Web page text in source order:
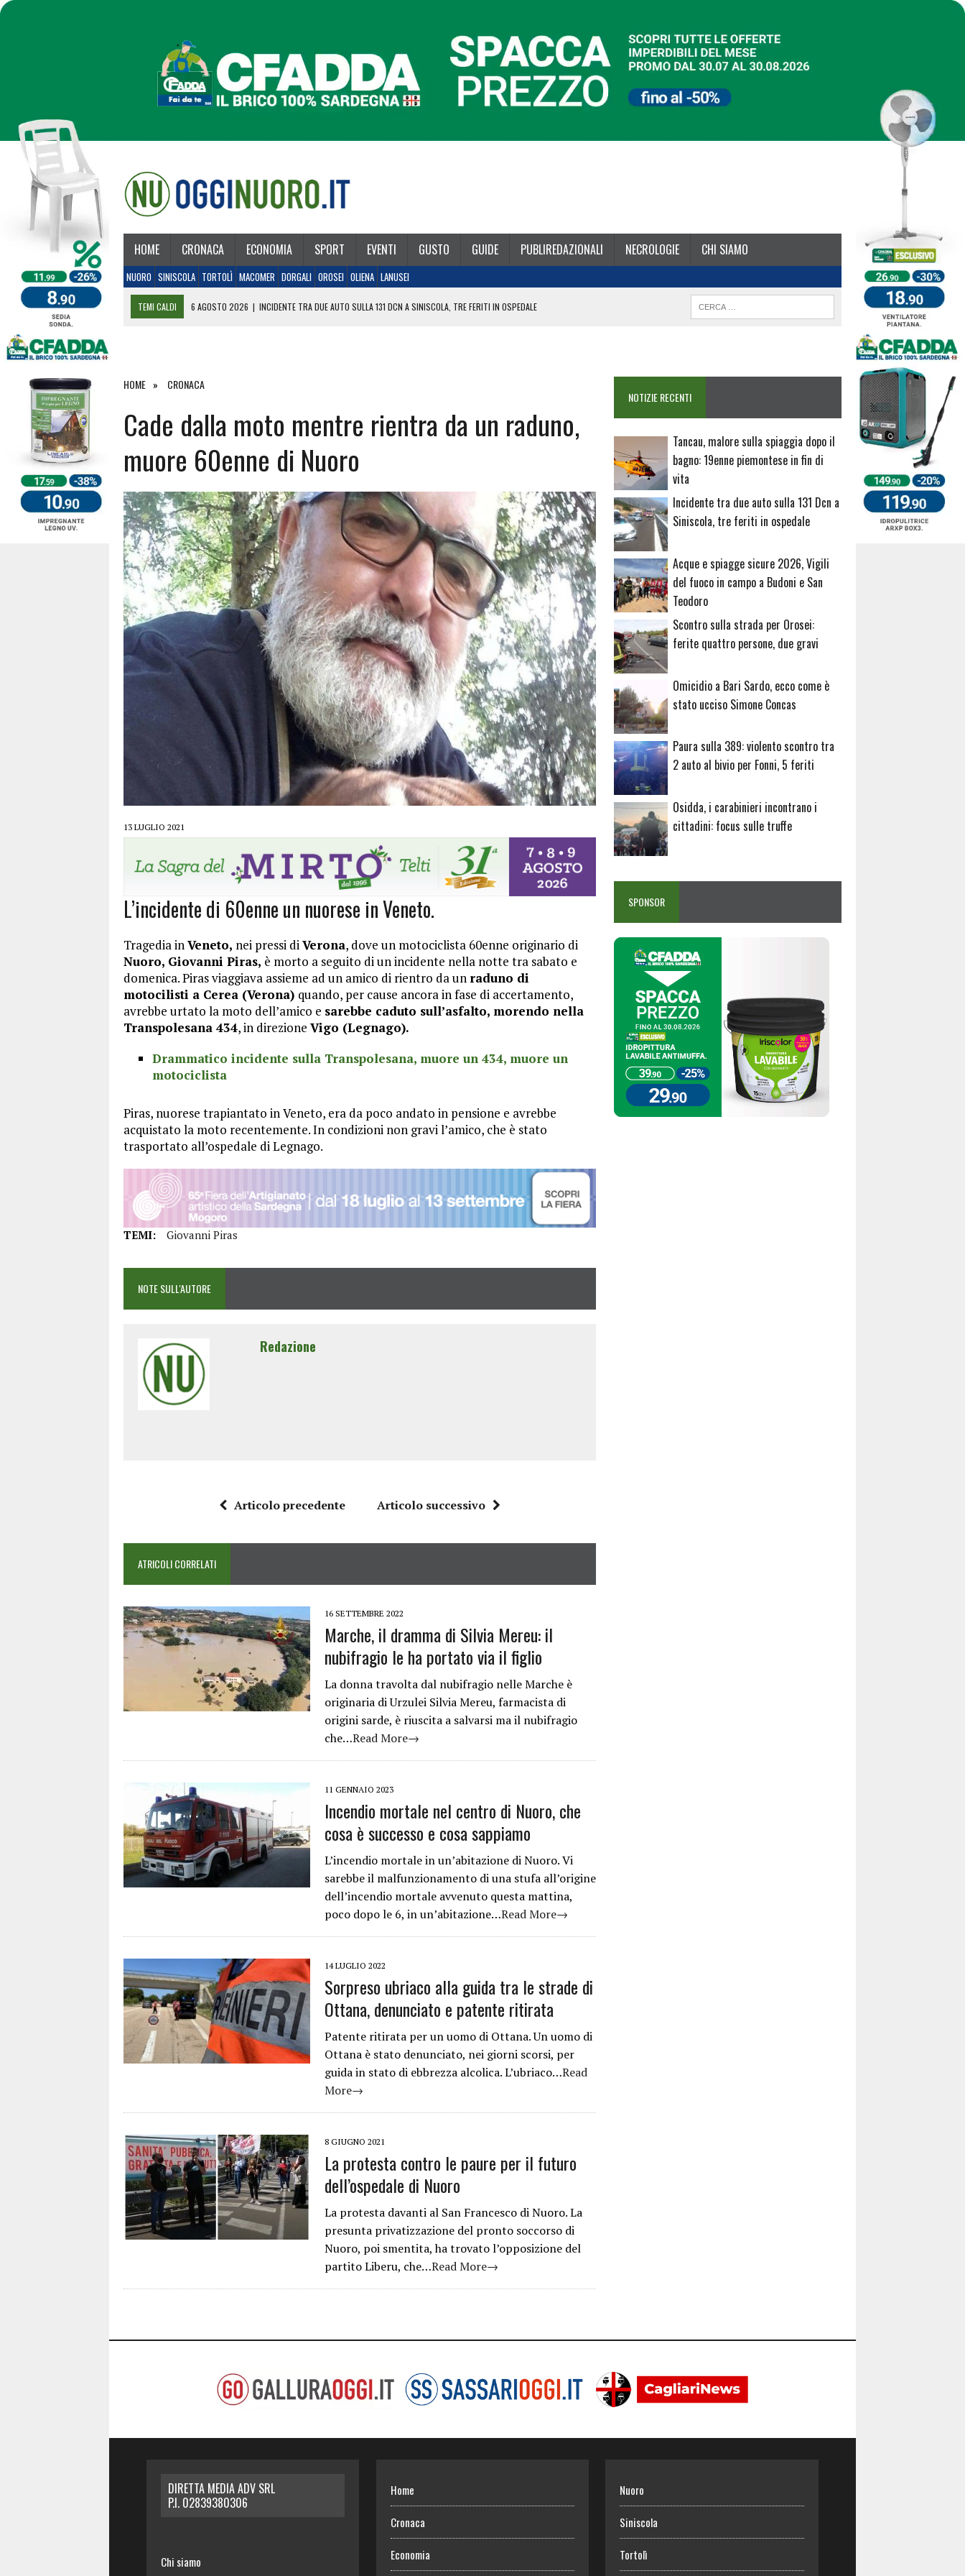
HOME CRONACA ECONOMIA SPORT EVENTI GUSTO GUIDE PUBLIREDAZIONALI NECROLOGIE CHI SIAMO
NUORO SINISCOLA TORTOLÌ MACOMER DORGALI OROSEI OLIENA LANUSEI
TEMI CALDI 6 AGOSTO 2026 | INCIDENTE TRA DUE AUTO SULLA 131 DCN A SINISCOLA, TRE FERITI IN OSPEDALE
27 LUGLIO 2026
|
HOME CRONACA
Cade dalla moto mentre rientra da un raduno,
muore 60enne di Nuoro
13 LUGLIO 2021
L’incidente di 60enne un nuorese in Veneto.
Tragedia inVeneto, nei pressi diVerona, dove un motociclista 60enne originario di
Nuoro, Giovanni Piras, è morto a seguito di un incidente nella notte tra sabato e
domenica. Piras viaggiava assieme ad un amico di rientro da un raduno di
motocilisti a Cerea (Verona) quando, per cause ancora in fase di accertamento,
avrebbe urtato la moto dell’amico e sarebbe caduto sull’asfalto, morendo nella
Transpolesana 434, in direzione Vigo (Legnago).
Drammatico incidente sulla Transpolesana, muore un 434, muore un
motociclista
Piras, nuorese trapiantato in Veneto, era da poco andato in pensione e avrebbe
acquistato la moto recentemente. In condizioni non gravi l’amico, che è stato
trasportato all’ospedale di Legnago.
TEMI: Giovanni Piras
NOTE SULL'AUTORE
Redazione
Articolo precedente Articolo successivo
ATRICOLI CORRELATI
16 SETTEMBRE 2022
Marche, il dramma di Silvia Mereu: il
nubifragio le ha portato via il figlio
La donna travolta dal nubifragio nelle Marche è
originaria di Urzulei Silvia Mereu, farmacista di
origini sarde, è riuscita a salvarsi ma il nubifragio
che…Read More→
11 GENNAIO 2023
Incendio mortale nel centro di Nuoro, che
cosa è successo e cosa sappiamo
L’incendio mortale in un’abitazione di Nuoro. Vi
sarebbe il malfunzionamento di una stufa all’origine
dell’incendio mortale avvenuto questa mattina,
poco dopo le 6, in un’abitazione…Read More→
14 LUGLIO 2022
Sorpreso ubriaco alla guida tra le strade di
Ottana, denunciato e patente ritirata
Patente ritirata per un uomo di Ottana. Un uomo di
Ottana è stato denunciato, nei giorni scorsi, per
guida in stato di ebbrezza alcolica. L’ubriaco…Read
More→
8 GIUGNO 2021
La protesta contro le paure per il futuro
dell’ospedale di Nuoro
La protesta davanti al San Francesco di Nuoro. La
presunta privatizzazione del pronto soccorso di
Nuoro, poi smentita, ha trovato l’opposizione del
partito Liberu, che…Read More→
NOTIZIE RECENTI
Tancau, malore sulla spiaggia dopo il
bagno: 19enne piemontese in fin di
vita
Incidente tra due auto sulla 131 Dcn a
Siniscola, tre feriti in ospedale
Acque e spiagge sicure 2026, Vigili
del fuoco in campo a Budoni e San
Teodoro
Scontro sulla strada per Orosei:
ferite quattro persone, due gravi
Omicidio a Bari Sardo, ecco come è
stato ucciso Simone Concas
Paura sulla 389: violento scontro tra
2 auto al bivio per Fonni, 5 feriti
Osidda, i carabinieri incontrano i
cittadini: focus sulle truffe
SPONSOR
DIRETTA MEDIA ADV SRL
P.I. 02839380306
Chi siamo
Home
Cronaca
Economia
Nuoro
Siniscola
Tortolì